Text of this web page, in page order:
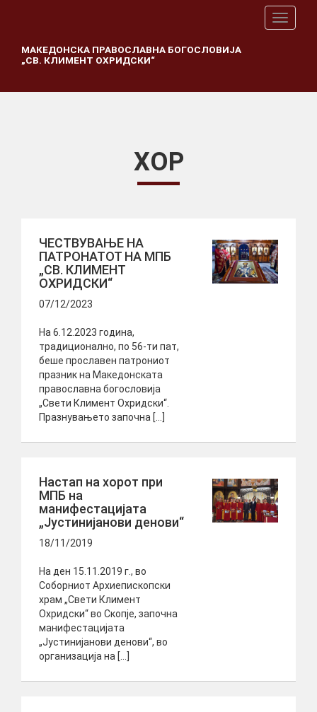
T
o
e
МАКЕДОНСКА ПРАВОСЛАВНА БОГОСЛОВИЈА
„СВ. КЛИМЕНТ ОХРИДСКИ“
ХОР
ЧЕСТВУВАЊЕ НА
ПАТРОНАТОТ НА МПБ
„СВ. КЛИМЕНТ
ОХРИДСКИ“
07/12/2023
На 6.12.2023 година,
традиционално, по 56-ти пат,
беше прославен патрониот
празник на Македонската
православна богословија
„Свети Климент Охридски“.
Празнувањето започна […]
Настап на хорот при
МПБ на
манифестацијата
„Јустинијанови денови“
18/11/2019
На ден 15.11.2019 г., во
Соборниот Архиепископски
храм „Свети Климент
Охридски“ во Скопје, започна
манифестацијата
„Јустинијанови денови“, во
организација на […]